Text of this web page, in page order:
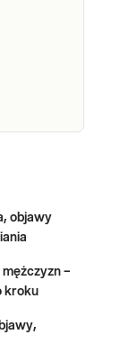
B12,
objawy
mężczyzn –
kroku